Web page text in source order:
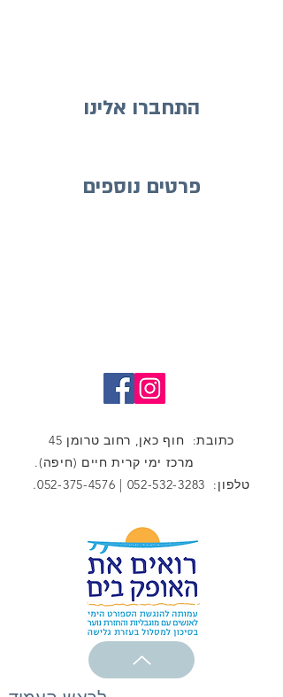
התחברו אלינו
פרטים נוספים
כתובת: חוף כאן, רחוב טרומן 45
מרכז ימי קרית חיים (חיפה).
טלפון: 052-532-3283
|
052-375-4576
.